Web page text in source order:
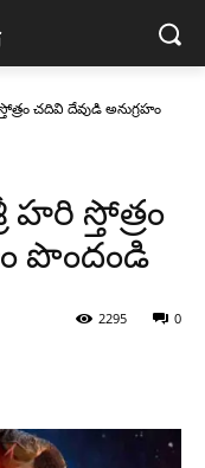
చదివి దేవుడి అనుగ్రహం
హరి స్తోత్రం
పొందండి
0
2295